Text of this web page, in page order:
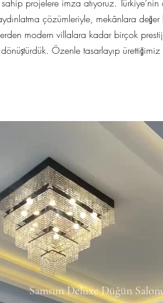
projelere imza atıyoruz.
çözümleriyle, mekânlara değer
modern villalara kadar birçok
Özenle tasarlayıp
Samsun Deluxe Düğün